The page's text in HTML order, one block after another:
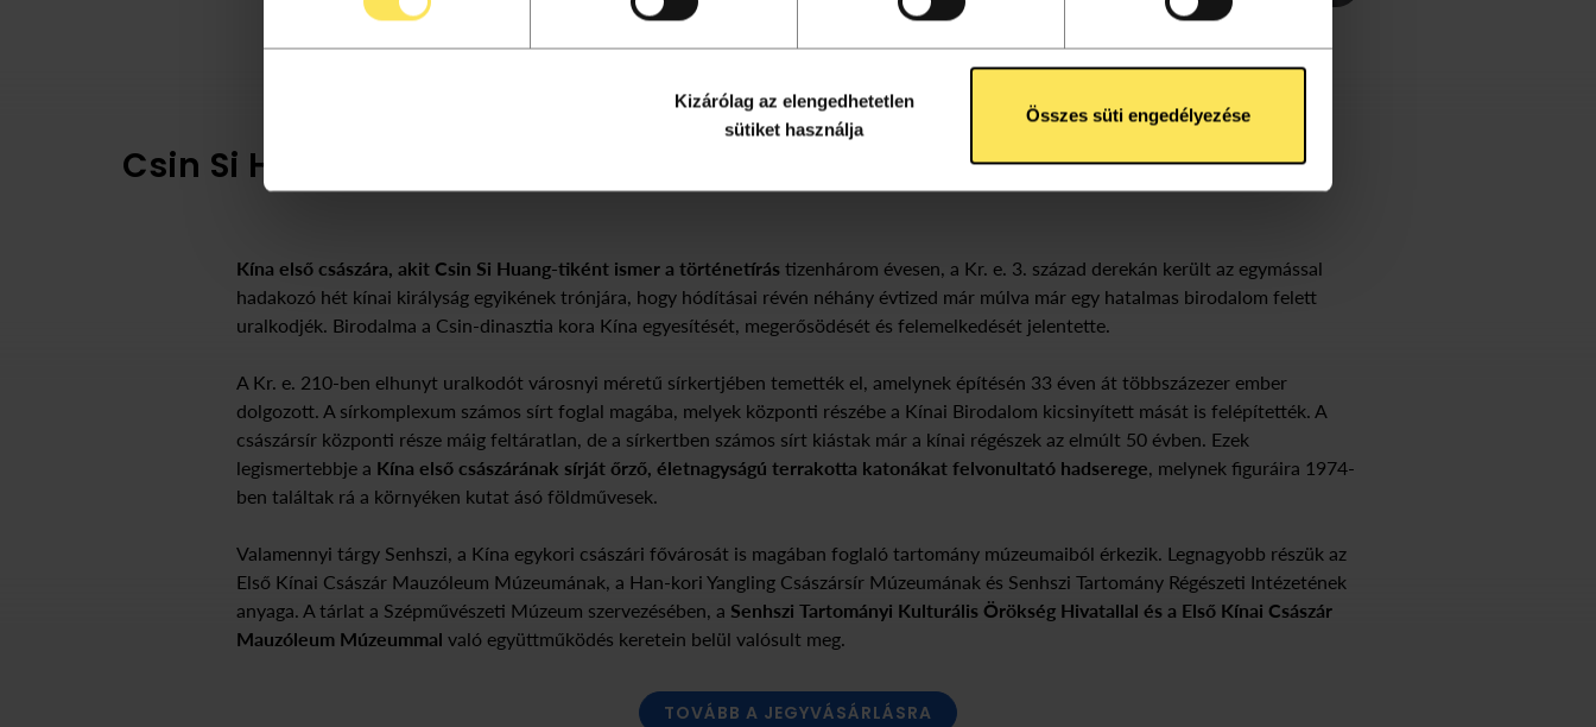
biztosításához, valamint weboldalforgalmunk elemzéséhez. A sütikről szóló sütitájékoztatónkat azSüti Tájékoztató
Kizárólag az elengedhetetlen
sütiket használja
Összes süti engedélyezése
Csin Si Huang-ti és a birodalom felemelkedésének kora
Kína első császára, akit Csin Si Huang-tiként ismer a történetírás tizenhárom évesen, a Kr. e. 3. század derekán került az egymással
hadakozó hét kínai királyság egyikének trónjára, hogy hódításai révén néhány évtized már múlva már egy hatalmas birodalom felett
uralkodjék. Birodalma a Csin-dinasztia kora Kína egyesítését, megerősödését és felemelkedését jelentette.
A Kr. e. 210-ben elhunyt uralkodót városnyi méretű sírkertjében temették el, amelynek építésén 33 éven át többszázezer ember
dolgozott. A sírkomplexum számos sírt foglal magába, melyek központi részébe a Kínai Birodalom kicsinyített mását is felépítették. A
császársír központi része máig feltáratlan, de a sírkertben számos sírt kiástak már a kínai régészek az elmúlt 50 évben. Ezek
legismertebbje a Kína első császárának sírját őrző, életnagyságú terrakotta katonákat felvonultató hadserege, melynek figuráira 1974-
ben találtak rá a környéken kutat ásó földművesek.
Valamennyi tárgy Senhszi, a Kína egykori császári fővárosát is magában foglaló tartomány múzeumaiból érkezik. Legnagyobb részük az
Első Kínai Császár Mauzóleum Múzeumának, a Han-kori Yangling Császársír Múzeumának és Senhszi Tartomány Régészeti Intézetének
anyaga. A tárlat a Szépművészeti Múzeum szervezésében, a Senhszi Tartományi Kulturális Örökség Hivatallal és a Első Kínai Császár
Mauzóleum Múzeummal való együttműködés keretein belül valósult meg.
TOVÁBB A JEGYVÁSÁRLÁSRA